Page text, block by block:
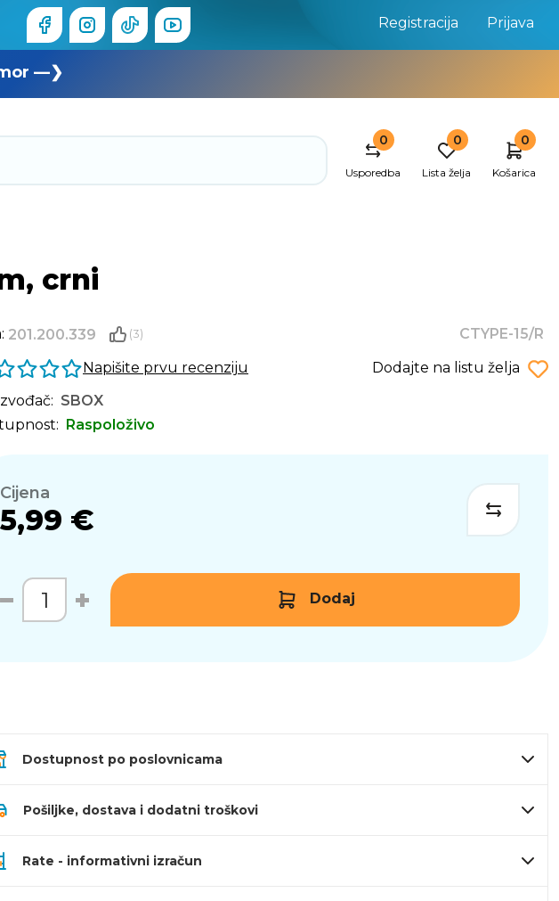
Registracija Prijava
—❯ —❯
0
Usporedba
0
Lista želja
0
Košarica
crni
201.200.339 (3)
CTYPE-15/R
Napišite prvu recenziju
Dodajte na listu želja
SBOX
Raspoloživo
Cijena
5,99 €
Dodaj
Dostupnost po poslovnicama
Pošiljke, dostava i dodatni troškovi
Rate - informativni izračun